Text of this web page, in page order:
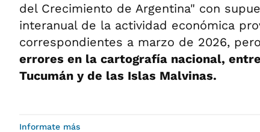
del Crecimiento de Argentina" con
interanual de la actividad económica
correspondientes a marzo de 2026, pero
errores en la cartografía nacional,
Tucumán y de las Islas Malvinas.
Informate más